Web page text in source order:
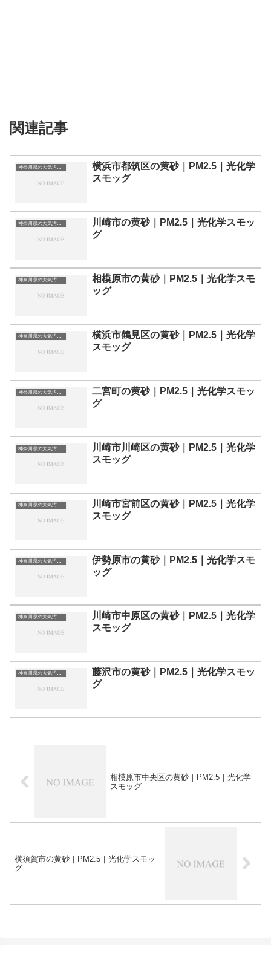
関連記事
神奈川県の大気汚染・PM2.5・黄砂・エアロゾルの数値
横浜市都筑区の黄砂｜PM2.5｜光化学
スモッグ
神奈川県の大気汚染・PM2.5・黄砂・エアロゾルの数値
川崎市の黄砂｜PM2.5｜光化学スモッ
グ
神奈川県の大気汚染・PM2.5・黄砂・エアロゾルの数値
相模原市の黄砂｜PM2.5｜光化学スモ
ッグ
神奈川県の大気汚染・PM2.5・黄砂・エアロゾルの数値
横浜市鶴見区の黄砂｜PM2.5｜光化学
スモッグ
神奈川県の大気汚染・PM2.5・黄砂・エアロゾルの数値
二宮町の黄砂｜PM2.5｜光化学スモッ
グ
神奈川県の大気汚染・PM2.5・黄砂・エアロゾルの数値
川崎市川崎区の黄砂｜PM2.5｜光化学
スモッグ
神奈川県の大気汚染・PM2.5・黄砂・エアロゾルの数値
川崎市宮前区の黄砂｜PM2.5｜光化学
スモッグ
神奈川県の大気汚染・PM2.5・黄砂・エアロゾルの数値
伊勢原市の黄砂｜PM2.5｜光化学スモ
ッグ
神奈川県の大気汚染・PM2.5・黄砂・エアロゾルの数値
川崎市中原区の黄砂｜PM2.5｜光化学
スモッグ
神奈川県の大気汚染・PM2.5・黄砂・エアロゾルの数値
藤沢市の黄砂｜PM2.5｜光化学スモッ
グ
相模原市中央区の黄砂｜PM2.5｜光化学
スモッグ
横須賀市の黄砂｜PM2.5｜光化学スモッ
グ